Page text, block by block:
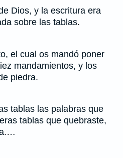
Dios, y la escritura era
sobre las tablas.
el cual os mandó poner
mandamientos, y los
piedra.
tablas las palabras que
tablas que quebraste,